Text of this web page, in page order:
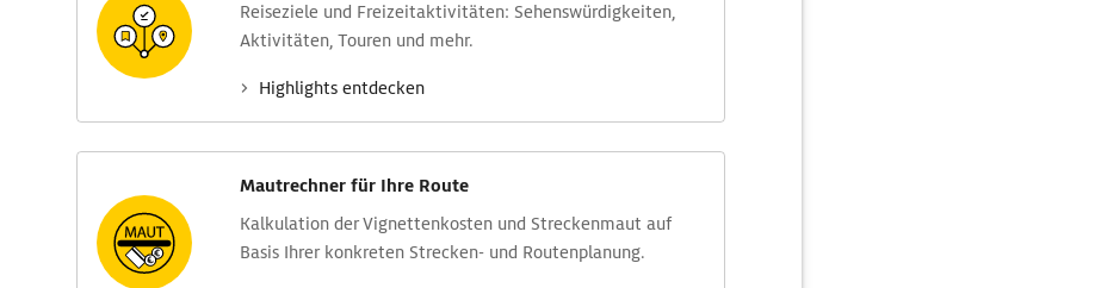
Reise­ziele und Freizeit­aktivitäten: Sehens­würdig­keiten,
Aktivitäten, Touren und mehr.
Highlights entdecken
Mautrechner für Ihre Route
Kalkulation der Vignettenkosten und Streckenmaut auf
Basis Ihrer konkreten Strecken- und Routenplanung.